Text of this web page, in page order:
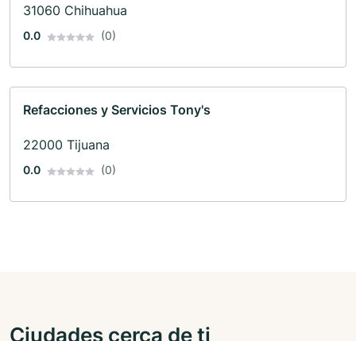
31060 Chihuahua
0.0 (0)
Refacciones y Servicios Tony's
22000 Tijuana
0.0 (0)
Ciudades cerca de ti